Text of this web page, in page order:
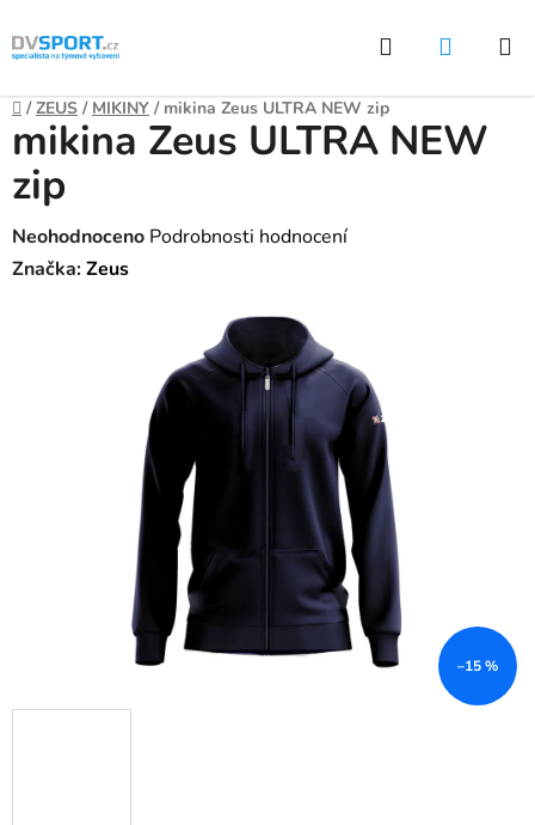
Přejít
na
Hledat
Domů
/ ZEUS / MIKINY / mikina Zeus ULTRA NEW zip
mikina Zeus ULTRA NEW
zip
Průměrné
hodnocení
Neohodnoceno Podrobnosti hodnocení
Značka:Zeus
–15 %